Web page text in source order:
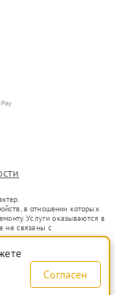
в отношении которых
Услуги оказываются в
не связаны с
оборот в соответствии
услуг или введения
услугах по
Согласен